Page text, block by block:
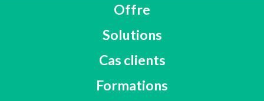
Offre
Solutions
Cas clients
Formations